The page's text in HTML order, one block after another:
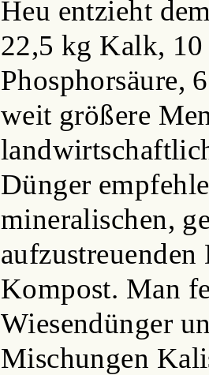
Heu entzieht
22,5 kg Kalk,
Phosphorsäure,
weit größere
Dünger
mineralischen,
Kompost. Man
Wiesendünger
Mischungen